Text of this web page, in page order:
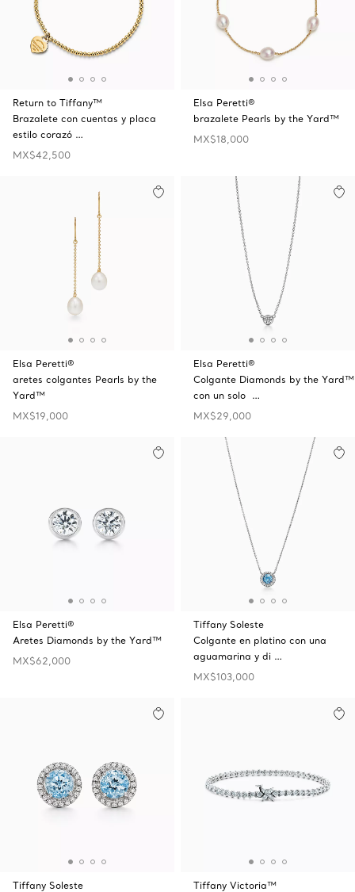
Return to Tiffany™
Brazalete con cuentas y placa
estilo corazó …
MX$42,500
Elsa Peretti®
brazalete Pearls by the Yard™
MX$18,000
Elsa Peretti®
aretes colgantes Pearls by the
Yard™
MX$19,000
Elsa Peretti®
Colgante Diamonds by the Yard™
con un solo …
MX$29,000
Elsa Peretti®
Aretes Diamonds by the Yard™
MX$62,000
Tiffany Soleste
Colgante en platino con una
aguamarina y di …
MX$103,000
Tiffany Soleste
Tiffany Victoria™